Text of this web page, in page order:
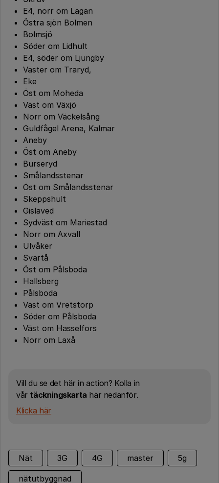
E4, norr om Lagan
Östra sjön Bolmen
Bolmsjö
Söder om Lidhult
E4, söder om Ljungby
Väster om Traryd,
Eke
Öst om Moheda
Väst om Växjö
Norr om Väckelsång
Guldfågel Arena, Kalmar
Aneby
Öst om Aneby
Burseryd
Smålandsstenar
Öst om Smålandsstenar
Skeppshult
Gislaved
Sydväst om Mariestad
Norr om Axvall
Ulvåker
Svartå
Öst om Pålsboda
Hallsberg
Pålsboda
Väst om Vretstorp
Söder om Pålsboda
Väst om Hasselfors
Norr om Laxå
Vill du se det här in action? Kolla in
vår täckningskarta här nedanför.
Klicka här
Nät 3G 4G master 5g
nätutbyggnad